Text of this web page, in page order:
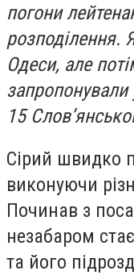
погони
розподілення.
Одеси, але
запропонували
15
Сірий швидко
виконуючи
Починав з
незабаром
та його